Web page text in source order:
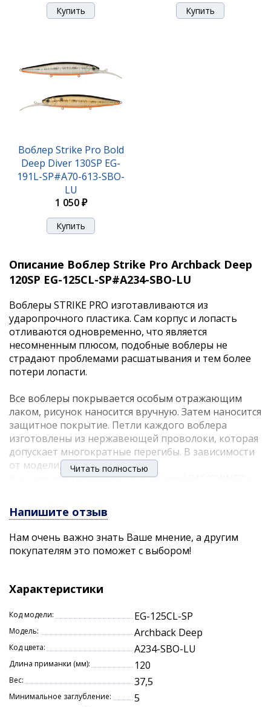
Воблер Strike Pro Bold
Deep Diver 130SP EG-
191L-SP#A70-613-SBO-
LU
1 050 ₽
Описание Воблер Strike Pro Archback Deep
120SP EG-125CL-SP#A234-SBO-LU
Воблеры STRIKE PRO изготавливаются из
ударопрочного пластика. Сам корпус и лопасть
отливаются одновременно, что является
несомненным плюсом, подобные воблеры не
страдают проблемами расшатывания и тем более
потери лопасти.
Все воблеры покрывается особым отражающим
лаком, рисунок наносится вручную. Затем наносится
защитное покрытие. Петли каждого воблера
изготовлены из нержавеющей проволоки, которая
допускает многократные перегибы. В зависимости
от модели, воблеры оснащены
высококачественными тройниками VMC/OWNER и
производство происходит в одном месте и под
постоянным контролем позволяет выпускать
продукцию высочайшего качества.
Воблер Strike Pro Archback Deep 120SP - достаточно
заглубляться до 7 метров, что позволяет
выманивать хищника с серьезной глубины,
облавливать русловые бровки и свалы. Оснащен
системой дальнего заброса и шумовой камерой.
Предпочтительные способы ловли троллинг и
взаброс. Основными объектами лова станут щука и
судак.
Характеристики:
Читать полностью
Напишите отзыв
Нам очень важно знать Ваше мнение, а другим
покупателям это поможет с выбором!
Характеристики
Код модели: EG-125CL-SP
Модель: Archback Deep
Код цвета: A234-SBO-LU
Длина приманки (мм): 120
Вес: 37,5
Минимальное заглубление: 5